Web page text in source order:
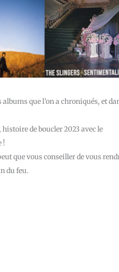
que l’on a chroniqués, et
de boucler 2023 avec le
!
que vous conseiller de vous
du feu.